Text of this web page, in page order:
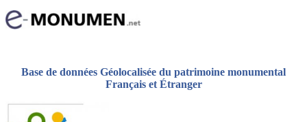
Base de données Géolocalisée du patrimoine monumental
Français et Étranger